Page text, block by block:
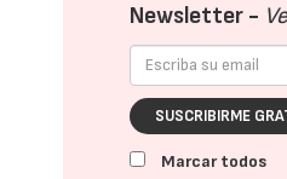
Newsletter -
SUSCRIBIRME
Marcar todos